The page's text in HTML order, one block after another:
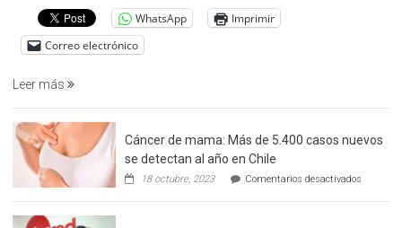
WhatsApp
Imprimir
Correo electrónico
Leer más
Cáncer de mama: Más de 5.400 casos nuevos
se detectan al año en Chile
18 octubre, 2023 Comentarios desactivados
de